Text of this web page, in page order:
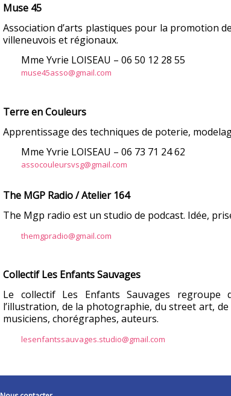
Muse 45
Association d’arts plastiques pour la promotion
villeneuvois et régionaux.
Mme Yvrie LOISEAU – 06 50 12 28 55
muse45asso@gmail.com
Terre en Couleurs
Apprentissage des techniques de poterie,
Mme Yvrie LOISEAU – 06 73 71 24 62
assocouleursvsg@gmail.com
The MGP Radio / Atelier 164
The Mgp radio est un studio de podcast. Idée,
themgpradio@gmail.com
Collectif Les Enfants Sauvages
Le collectif Les Enfants Sauvages regroupe
l’illustration, de la photographie, du street art,
musiciens, chorégraphes, auteurs.
lesenfantssauvages.studio@gmail.com